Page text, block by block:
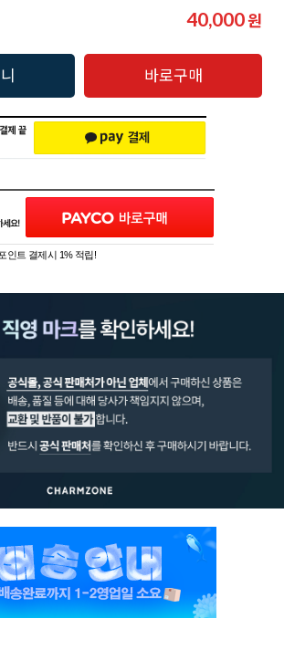
40,000원
바로구매
인트 결제시 1% 적립!